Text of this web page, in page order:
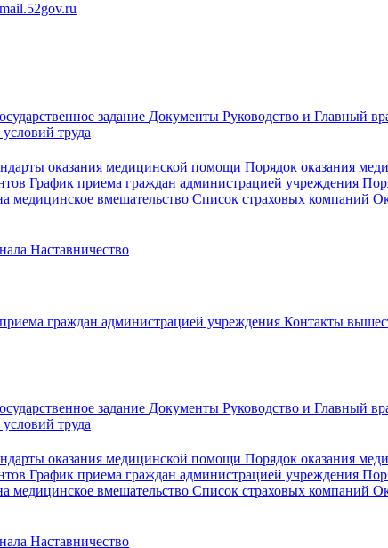
задание Документы Руководство и Главный
труда
оказания медицинской помощи Порядок оказания
График приема граждан администрацией учреждения
медицинское вмешательство Список страховых компаний
Наставничество
граждан администрацией учреждения Контакты
задание Документы Руководство и Главный
труда
оказания медицинской помощи Порядок оказания
График приема граждан администрацией учреждения
медицинское вмешательство Список страховых компаний
Наставничество